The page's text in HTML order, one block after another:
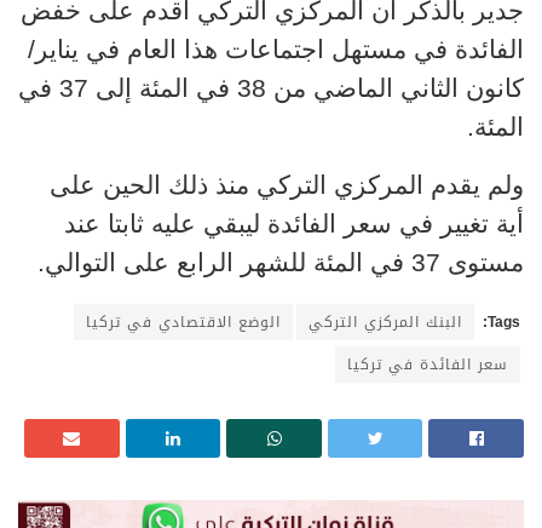
جدير بالذكر أن المركزي التركي أقدم على خفض
الفائدة في مستهل اجتماعات هذا العام في يناير/
كانون الثاني الماضي من 38 في المئة إلى 37 في
المئة.
ولم يقدم المركزي التركي منذ ذلك الحين على
أية تغيير في سعر الفائدة ليبقي عليه ثابتا عند
مستوى 37 في المئة للشهر الرابع على التوالي.
Tags: البنك المركزي التركي
الوضع الاقتصادي في تركيا
سعر الفائدة في تركيا